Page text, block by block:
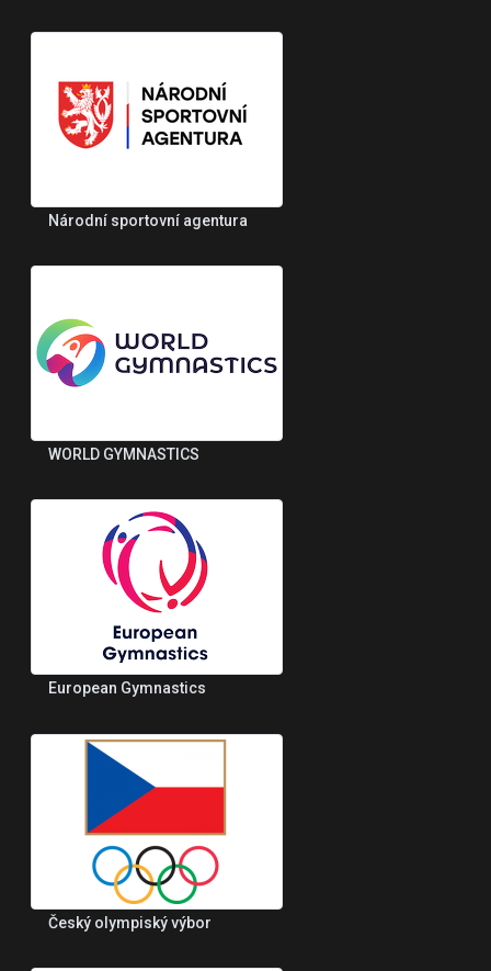
Národní sportovní agentura
WORLD GYMNASTICS
European Gymnastics
Český olympiský výbor